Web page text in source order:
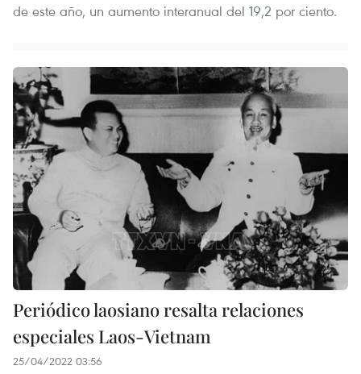
de este año, un aumento interanual del 19,2 por ciento.
Periódico laosiano resalta relaciones
especiales Laos-Vietnam
25/04/2022 03:56